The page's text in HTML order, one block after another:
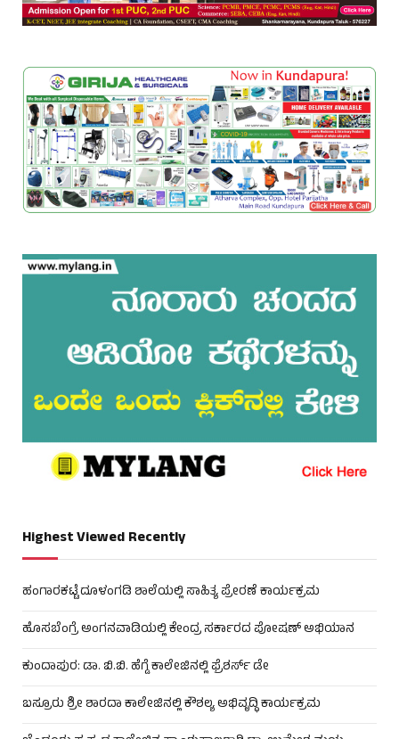
Highest Viewed Recently
ಹಂಗಾರಕಟ್ಟೆ ದೂಳಂಗಡಿ ಶಾಲೆಯಲ್ಲಿ ಸಾಹಿತ್ಯ ಪ್ರೇರಣೆ ಕಾರ್ಯಕ್ರಮ
ಹೊಸಬೆಂಗ್ರೆ ಅಂಗನವಾಡಿಯಲ್ಲಿ ಕೇಂದ್ರ ಸರ್ಕಾರದ ಪೋಷಣ್ ಅಭಿಯಾನ
ಕುಂದಾಪುರ: ಡಾ. ಬಿ.ಬಿ. ಹೆಗ್ಡೆ ಕಾಲೇಜಿನಲ್ಲಿ ಫ್ರೆಶರ್ಸ್ ಡೇ
ಬಸ್ರೂರು ಶ್ರೀ ಶಾರದಾ ಕಾಲೇಜಿನಲ್ಲಿ ಕೌಶಲ್ಯ ಅಭಿವೃದ್ಧಿ ಕಾರ್ಯಕ್ರಮ